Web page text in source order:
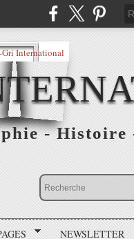
- Histoire
NEWSLETTER